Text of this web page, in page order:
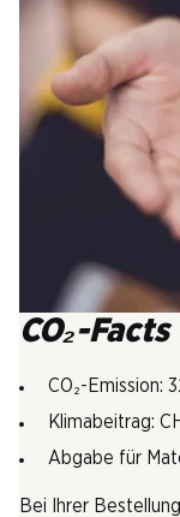
CO₂-
CO₂-Emission:
Klimabeitrag:
Abgabe für
Bei Ihrer